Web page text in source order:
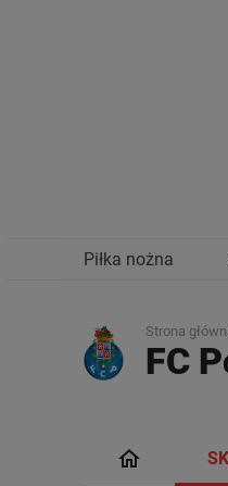
Piłka nożna
Strona
FC